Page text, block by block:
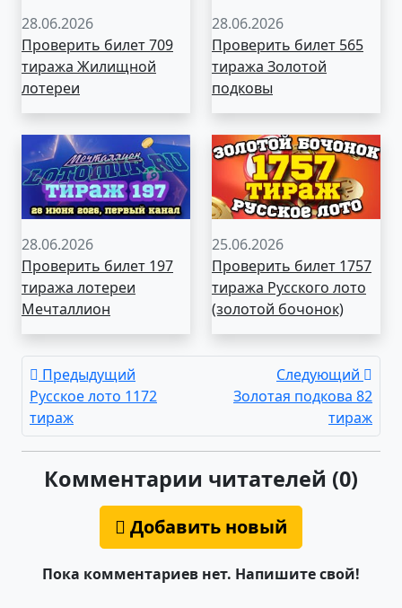
28.06.2026
Проверить билет 709
тиража Жилищной
лотереи
28.06.2026
Проверить билет 565
тиража Золотой
подковы
28.06.2026
Проверить билет 197
тиража лотереи
Мечталлион
25.06.2026
Проверить билет 1757
тиража Русского лото
(золотой бочонок)
Предыдущий
Русское лото 1172
тираж
Следующий
Золотая подкова 82
тираж
Комментарии читателей (0)
Добавить новый
Пока комментариев нет. Напишите свой!